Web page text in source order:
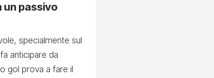
un passivo
specialmente sul
anticipare da
gol prova a fare il